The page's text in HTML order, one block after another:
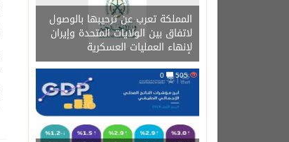
المملكة تعرب عن ترحيبها بالوصول
لاتفاق بين الولايات المتحدة وإيران
لإنهاء العمليات العسكرية
505